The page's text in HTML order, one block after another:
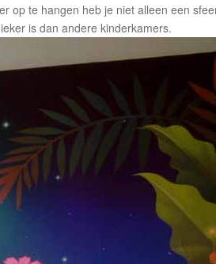
op te hangen heb je niet alleen een
is dan andere kinderkamers.